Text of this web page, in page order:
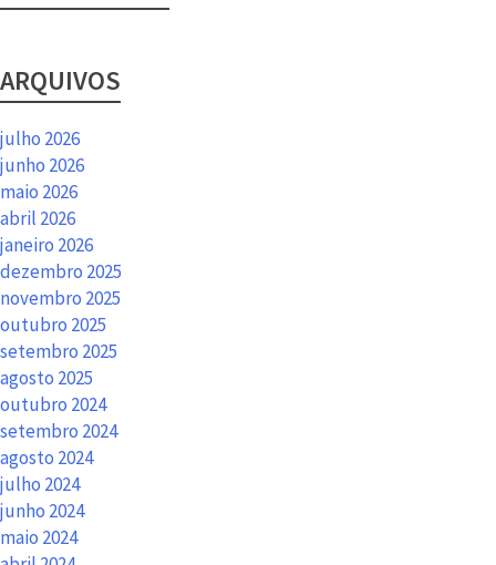
ARQUIVOS
julho 2026
junho 2026
maio 2026
abril 2026
janeiro 2026
dezembro 2025
novembro 2025
outubro 2025
setembro 2025
agosto 2025
outubro 2024
setembro 2024
agosto 2024
julho 2024
junho 2024
maio 2024